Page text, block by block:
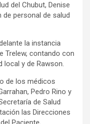
del Chubut, Denise
personal de salud
la instancia
Trelew, contando con
local y de Rawson.
de los médicos
Pedro Rino y
de Salud
las Direcciones